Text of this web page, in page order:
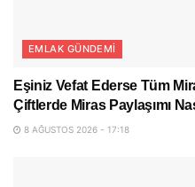
EMLAK GÜNDEMI
Eşiniz Vefat Ederse Tüm
Çiftlerde Miras Paylaşımı
8 AĞUSTOS 2026 - 17:18